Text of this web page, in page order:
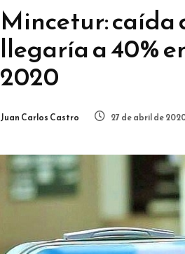
Mincetur: caída
llegaría a 40%
2020
Juan Carlos Castro 27 de abril de